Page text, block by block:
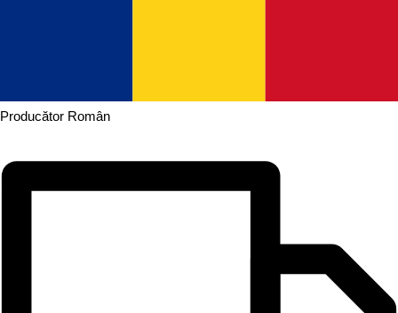
Producător Român